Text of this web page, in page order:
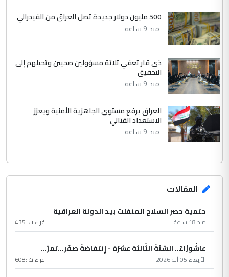
500 مليون دولار جديدة تصل العراق من الفيدرالي
منذ 9 ساعة
ذي قار تعفي ثلاثة مسؤولين صحيين وتحيلهم إلى
التحقيق
منذ 9 ساعة
العراق يرفع مستوى الجاهزية الأمنية ويعزز
الاستعداد القتالي
منذ 9 ساعة
المقالات
حتمية حصر السلاح المنفلت بيد الدولة العراقية
منذ 18 ساعة قراءات :435
عاشُورْاءُ.. السّنَةُ الثّالثةَ عشَرَة - إِنتفاضةُ صفَر…تمرّ...
الأربعاء 05 آب 2026 قراءات :608